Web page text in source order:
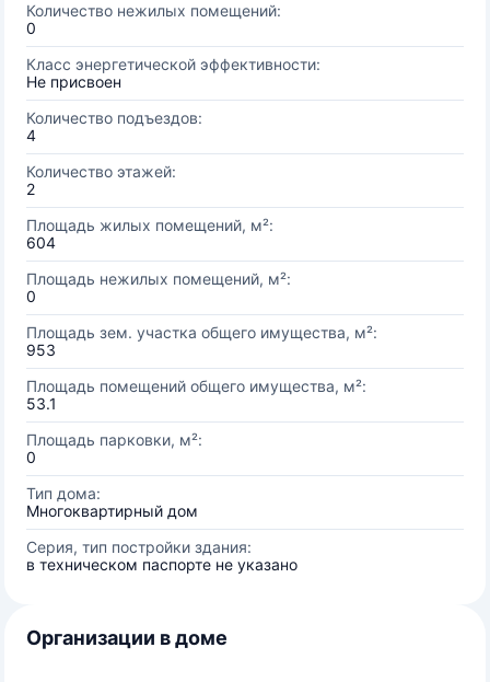
Количество нежилых помещений:
0
Класс энергетической эффективности:
Не присвоен
Количество подъездов:
4
Количество этажей:
2
Площадь жилых помещений, м²:
604
Площадь нежилых помещений, м²:
0
Площадь зем. участка общего имущества, м²:
953
Площадь помещений общего имущества, м²:
53.1
Площадь парковки, м²:
0
Тип дома:
Многоквартирный дом
Серия, тип постройки здания:
в техническом паспорте не указано
Организации в доме